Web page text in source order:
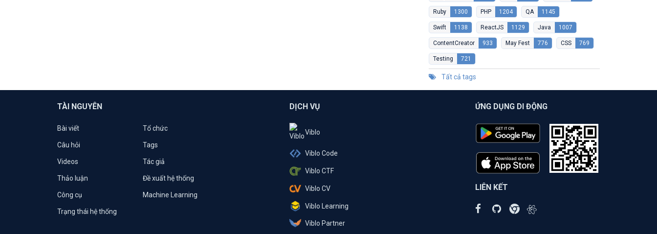
Ruby 1300 PHP 1204 QA 1145
Swift 1138 ReactJS 1129 Java 1007
ContentCreator 933 May Fest 776 CSS 769
Testing 721
Tất cả tags
TÀI NGUYÊN
Bài viết Tổ chức
Câu hỏi Tags
Videos Tác giả
Thảo luận Đề xuất hệ thống
Công cụ Machine Learning
Trạng thái hệ thống
DỊCH VỤ
Viblo
Viblo Code
Viblo CTF
Viblo CV
Viblo Learning
Viblo Partner
ỨNG DỤNG DI ĐỘNG
LIÊN KẾT